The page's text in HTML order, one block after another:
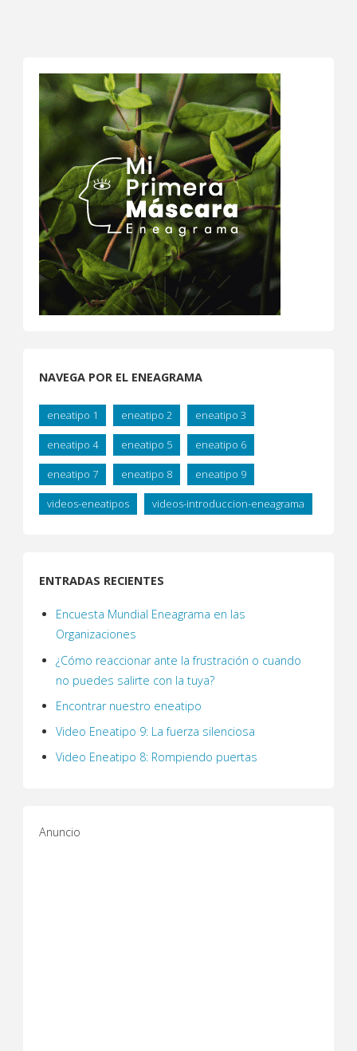
NAVEGA POR EL ENEAGRAMA
eneatipo 1 eneatipo 2 eneatipo 3
eneatipo 4 eneatipo 5 eneatipo 6
eneatipo 7 eneatipo 8 eneatipo 9
videos-eneatipos videos-introduccion-eneagrama
ENTRADAS RECIENTES
Encuesta Mundial Eneagrama en las
Organizaciones
¿Cómo reaccionar ante la frustración o cuando
no puedes salirte con la tuya?
Encontrar nuestro eneatipo
Video Eneatipo 9: La fuerza silenciosa
Video Eneatipo 8: Rompiendo puertas
Anuncio